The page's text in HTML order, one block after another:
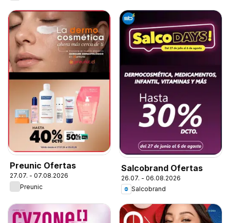
Preunic Ofertas
27.07. - 07.08.2026
Preunic
Salcobrand Ofertas
26.07. - 06.08.2026
Salcobrand